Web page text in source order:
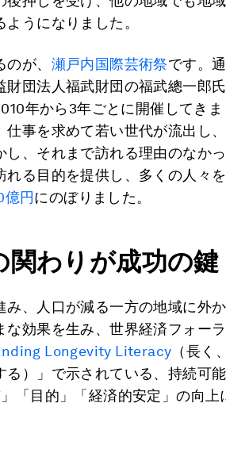
うになりました。
が、 瀬戸内国際芸術祭です。
団法人福武財団の福武總一郎
年から3年ごとに開催してきま
事を求めて若い世代が流出し
、それまで訪れる理由のなか
る目的を提供し、多くの人々
億円にのぼりました。
わりが成功の鍵
、人口が減る一方の地域に外
効果を生み、世界経済フォー
Longevity Literacy （長く
）」で示されている、持続可
「目的」「経済的安定」の向上